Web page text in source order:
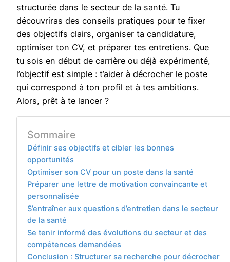
structurée dans le secteur de la santé. Tu
découvriras des conseils pratiques pour te fixer
des objectifs clairs, organiser ta candidature,
optimiser ton CV, et préparer tes entretiens. Que
tu sois en début de carrière ou déjà expérimenté,
l’objectif est simple : t’aider à décrocher le poste
qui correspond à ton profil et à tes ambitions.
Alors, prêt à te lancer ?
Sommaire
Définir ses objectifs et cibler les bonnes
opportunités
Optimiser son CV pour un poste dans la santé
Préparer une lettre de motivation convaincante et
personnalisée
S’entraîner aux questions d’entretien dans le secteur
de la santé
Se tenir informé des évolutions du secteur et des
compétences demandées
Conclusion : Structurer sa recherche pour décrocher